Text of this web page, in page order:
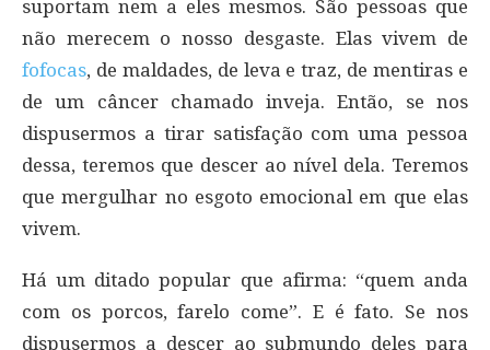
suportam nem a eles mesmos. São pessoas que
não merecem o nosso desgaste. Elas vivem de
fofocas, de maldades, de leva e traz, de mentiras e
de um câncer chamado inveja. Então, se nos
dispusermos a tirar satisfação com uma pessoa
dessa, teremos que descer ao nível dela. Teremos
que mergulhar no esgoto emocional em que elas
vivem.
Há um ditado popular que afirma: “quem anda
com os porcos, farelo come”. E é fato. Se nos
dispusermos a descer ao submundo deles para